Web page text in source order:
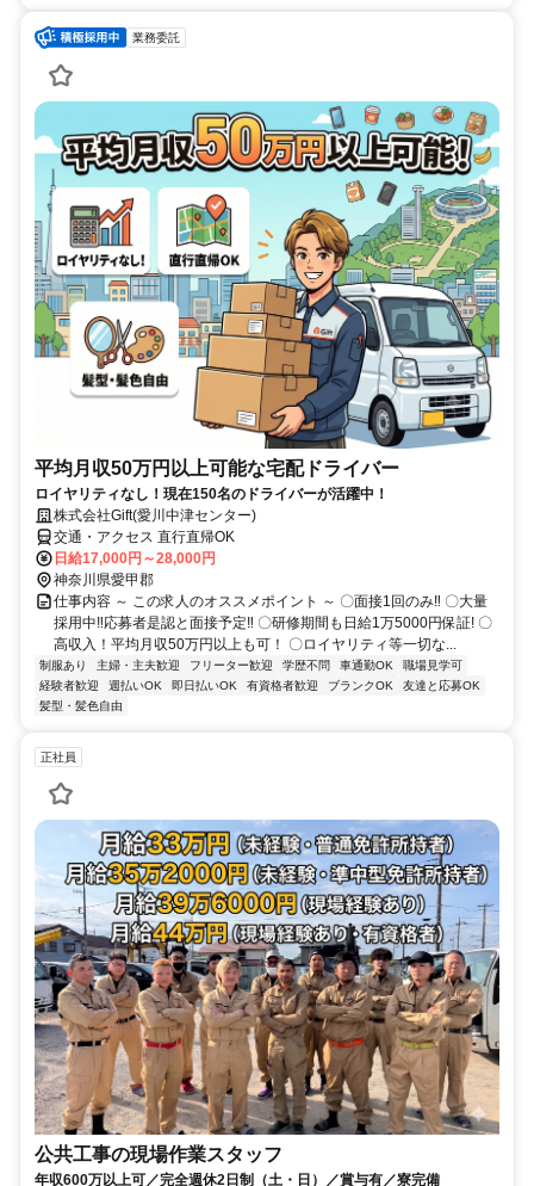
業務委託
平均月収50万円以上可能な宅配ドライバー
ロイヤリティなし！現在150名のドライバーが活躍中！
株式会社Gift(愛川中津センター)
交通・アクセス 直行直帰OK
日給17,000円～28,000円
神奈川県愛甲郡
仕事内容 ～ この求人のオススメポイント ～ 〇面接1回のみ‼ 〇大量
採用中‼応募者是認と面接予定‼ 〇研修期間も日給1万5000円保証! 〇
高収入！平均月収50万円以上も可！ 〇ロイヤリティ等一切な...
制服あり 主婦・主夫歓迎 フリーター歓迎 学歴不問 車通勤OK
職場見学可
経験者歓迎
週払いOK 即日払いOK 有資格者歓迎 ブランクOK
友達と応募OK
髪型・髪色自由
正社員
公共工事の現場作業スタッフ
年収600万以上可／完全週休2日制（土・日）／賞与有／寮完備